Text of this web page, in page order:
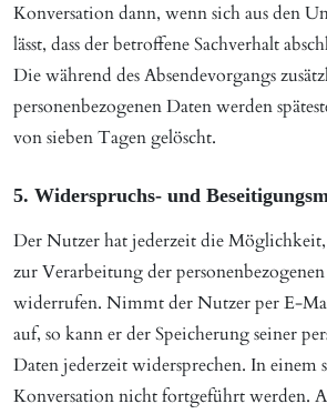
Konversation dann, wenn sich aus den
lässt, dass der betroffene Sachverhalt
Die während des Absendevorgangs
personenbezogenen Daten werden
von sieben Tagen gelöscht.
5. Widerspruchs- und
Der Nutzer hat jederzeit die
zur Verarbeitung der
widerrufen. Nimmt der Nutzer per E-
auf, so kann er der Speicherung seiner
Daten jederzeit widersprechen. In einem
Konversation nicht fortgeführt werden.